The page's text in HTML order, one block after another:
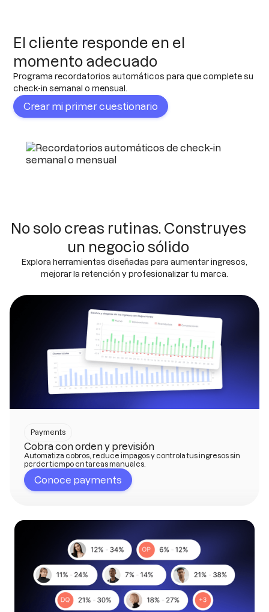
El cliente responde en el
momento adecuado
Programa recordatorios automáticos para que complete su
check-in semanal o mensual.
Crear mi primer cuestionario
No solo creas rutinas. Construyes
un negocio sólido
Explora herramientas diseñadas para aumentar ingresos,
mejorar la retención y profesionalizar tu marca.
Payments
Cobra con orden y previsión
Automatiza cobros, reduce impagos y controla tus ingresos sin
perder tiempo en tareas manuales.
Conoce payments